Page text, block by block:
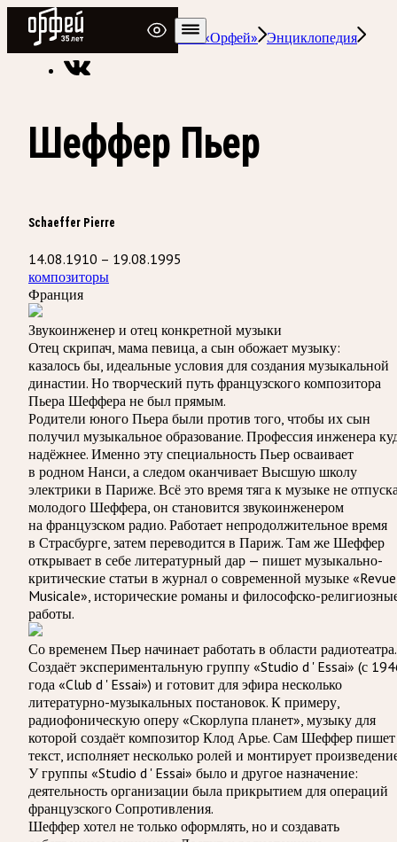
Радио Орфей
Радио классической музыки «Орфей» Энциклопедия
Шеффер Пьер
Schaeffer Pierre
14.08.1910 – 19.08.1995
композиторы
Франция
Звукоинженер и отец конкретной музыки
Отец скрипач, мама певица, а сын обожает музыку:
казалось бы, идеальные условия для создания музыкальной
династии. Но творческий путь французского композитора
Пьера Шеффера не был прямым.
Родители юного Пьера были против того, чтобы их сын
получил музыкальное образование. Профессия инженера
надёжнее. Именно эту специальность Пьер осваивает
в родном Нанси, а следом оканчивает Высшую школу
электрики в Париже. Всё это время тяга к музыке не
молодого Шеффера, он становится звукоинженером
на французском радио. Работает непродолжительное время
в Страсбурге, затем переводится в Париж. Там же Шеффер
открывает в себе литературный дар — пишет музыкально-
критические статьи в журнал о современной музыке «Revue
Musicale», исторические романы и философско-
работы.
Со временем Пьер начинает работать в области радиотеатра.
Создаёт экспериментальную группу «Studio d ' Essai» (с
года «Club d ' Essai») и готовит для эфира несколько
литературно-музыкальных постановок. К примеру,
радиофоническую оперу «Скорлупа планет», музыку для
которой создаёт композитор Клод Арье. Сам Шеффер пишет
текст, исполняет несколько ролей и монтирует
У группы «Studio d ' Essai» было и другое назначение:
деятельность организации была прикрытием для операций
французского Сопротивления.
Шеффер хотел не только оформлять, но и создавать